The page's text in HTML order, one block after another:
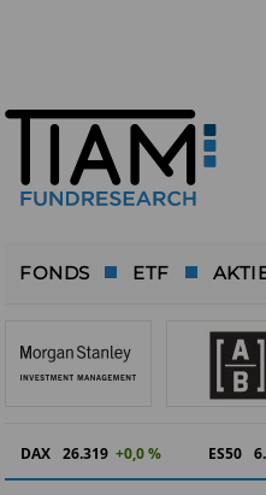
FONDS ETF
DAX 26.319 +0,0 % ES50